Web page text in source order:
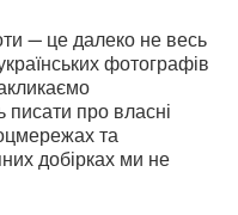
— це далеко не весь
фотографів
писати про власні
та
добірках ми не